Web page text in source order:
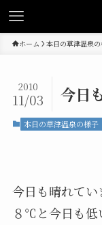
ホーム 本日の草津温泉
今日
2010
11/03
本日の草津温泉の様子
今日も晴れて
８℃と今日も低